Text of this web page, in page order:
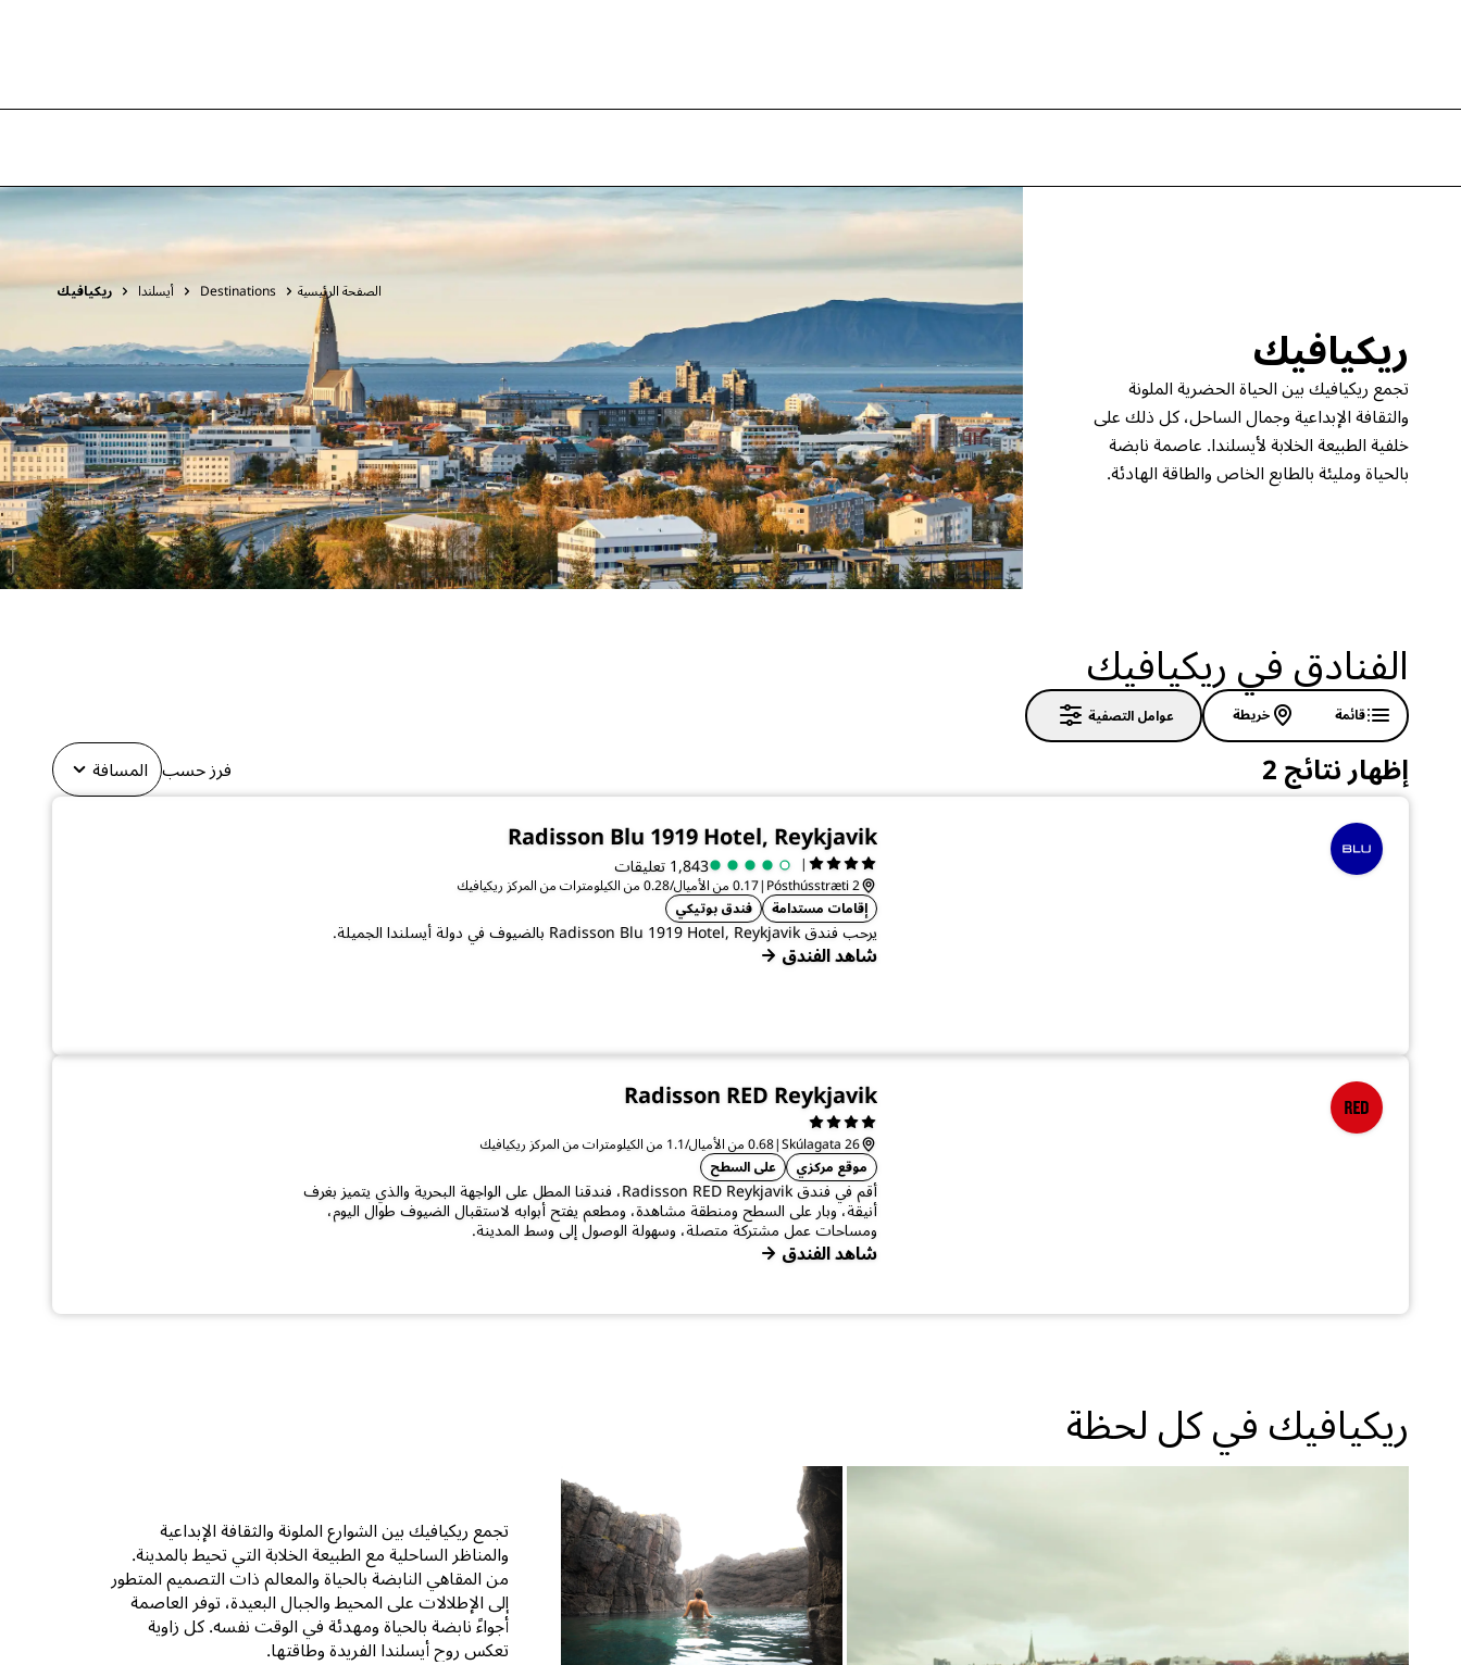
الصفحة الرئيسية Destinations أيسلندا ريكيافيك
ريكيافيك
تجمع ريكيافيك بين الحياة الحضرية الملونة
والثقافة الإبداعية وجمال الساحل، كل ذلك على
خلفية الطبيعة الخلابة لأيسلندا. عاصمة نابضة
بالحياة ومليئة بالطابع الخاص والطاقة الهادئة.
الفنادق في ريكيافيك
قائمة خريطة عوامل التصفية
إظهار نتائج 2 فرز حسب المسافة
Radisson Blu 1919 Hotel, Reykjavik
| 1,843 تعليقات
Pósthússtræti 2
|0.17 من الأميال/0.28 من الكيلومترات من المركز ريكيافيك
إقامات مستدامة
فندق بوتيكي
يرحب فندق Radisson Blu 1919 Hotel, Reykjavik بالضيوف في دولة أيسلندا الجميلة.
شاهد الفندق
Radisson RED Reykjavik
Skúlagata 26
|0.68 من الأميال/1.1 من الكيلومترات من المركز ريكيافيك
موقع مركزي
على السطح
أقم في فندق Radisson RED Reykjavik، فندقنا المطل على الواجهة البحرية والذي يتميز بغرف
أنيقة، وبار على السطح ومنطقة مشاهدة، ومطعم يفتح أبوابه لاستقبال الضيوف طوال اليوم،
ومساحات عمل مشتركة متصلة، وسهولة الوصول إلى وسط المدينة.
شاهد الفندق
ريكيافيك في كل لحظة
تجمع ريكيافيك بين الشوارع الملونة والثقافة الإبداعية
والمناظر الساحلية مع الطبيعة الخلابة التي تحيط بالمدينة.
من المقاهي النابضة بالحياة والمعالم ذات التصميم المتطور
إلى الإطلالات على المحيط والجبال البعيدة، توفر العاصمة
أجواءً نابضة بالحياة ومهدئة في الوقت نفسه. كل زاوية
تعكس روح أيسلندا الفريدة وطاقتها.